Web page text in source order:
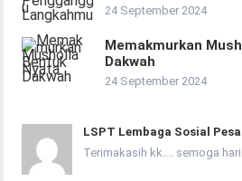
24 September 2024
Memakmurkan
Dakwah
24 September 2024
LSPT Lembaga Sosial
Terimakasih kk.... semoga